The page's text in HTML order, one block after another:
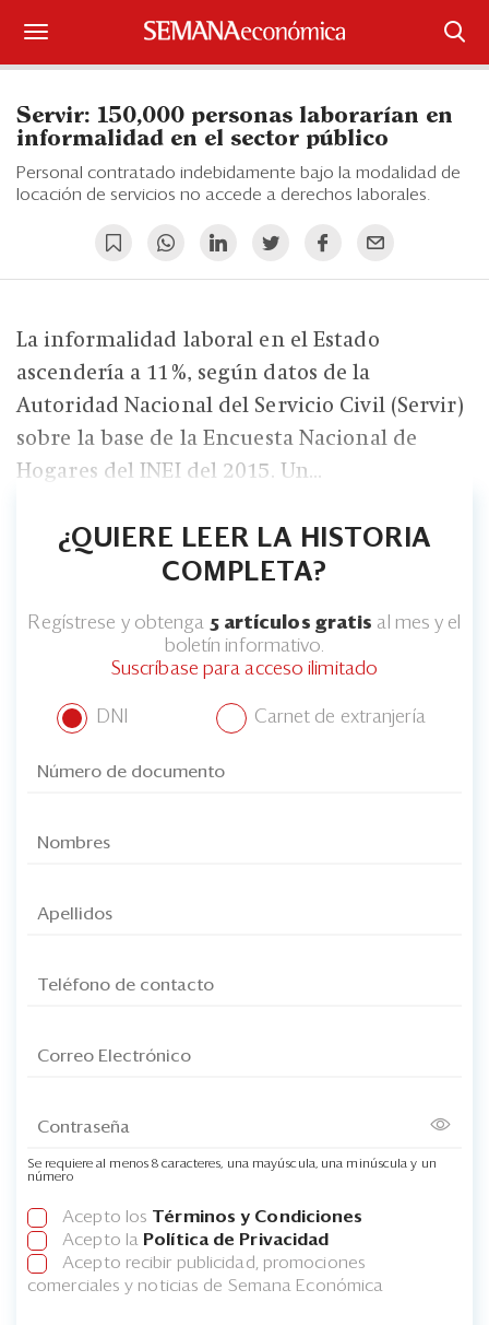
Iniciar sesión
Portada
¿Qué está pasando?
Management
Economía y Finanzas
Legal y Política
Blogs
Edición Impresa
Servir: 150,000 personas laborarían en
informalidad en el sector público
Personal contratado indebidamente bajo la modalidad de
locación de servicios no accede a derechos laborales.
La informalidad laboral en el Estado
ascendería a 11%, según datos de la
Autoridad Nacional del Servicio Civil (Servir)
sobre la base de la Encuesta Nacional de
Hogares del INEI del 2015. Un...
¿QUIERE LEER LA HISTORIA
COMPLETA?
Regístrese y obtenga 5 artículos gratis al mes y el
boletín informativo.
Suscríbase para acceso ilimitado
DNI Carnet de extranjería
Se requiere al menos 8 caracteres, una mayúscula, una minúscula y un
número
Acepto los Términos y Condiciones
Acepto la Política de Privacidad
Acepto recibir publicidad, promociones
comerciales y noticias de Semana Económica